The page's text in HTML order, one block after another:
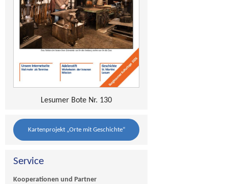
Lesumer Bote Nr. 130
Kartenprojekt „Orte mit Geschichte“
Service
Kooperationen und Partner